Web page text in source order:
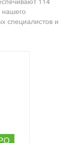
нашего
специалистов и